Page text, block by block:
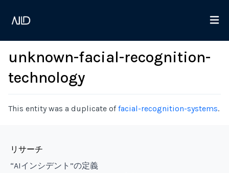
unknown-facial-recognition-
technology
This entity was a duplicate of facial-recognition-systems.
リサーチ
“AIインシデント”の定義